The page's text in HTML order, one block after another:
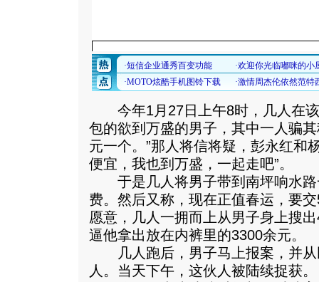
今年1月27日上午8时，几人在该
包的欲到万盛的男子，其中一人骗
元一个。”那人将信将疑，彭永红和
便宜，我也到万盛，一起走吧”。
于是几人将男子带到南坪响水路
费。然后又称，现在正值春运，要
愿意，几人一拥而上从男子身上搜
逼他拿出放在内裤里的3300余元。
几人跑后，男子马上报案，并从
人。当天下午，这伙人被陆续捉获。